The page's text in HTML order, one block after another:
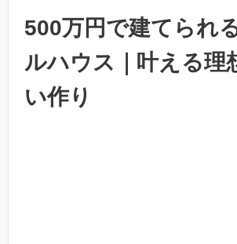
500万円で建てられ
ルハウス｜叶える理
い作り